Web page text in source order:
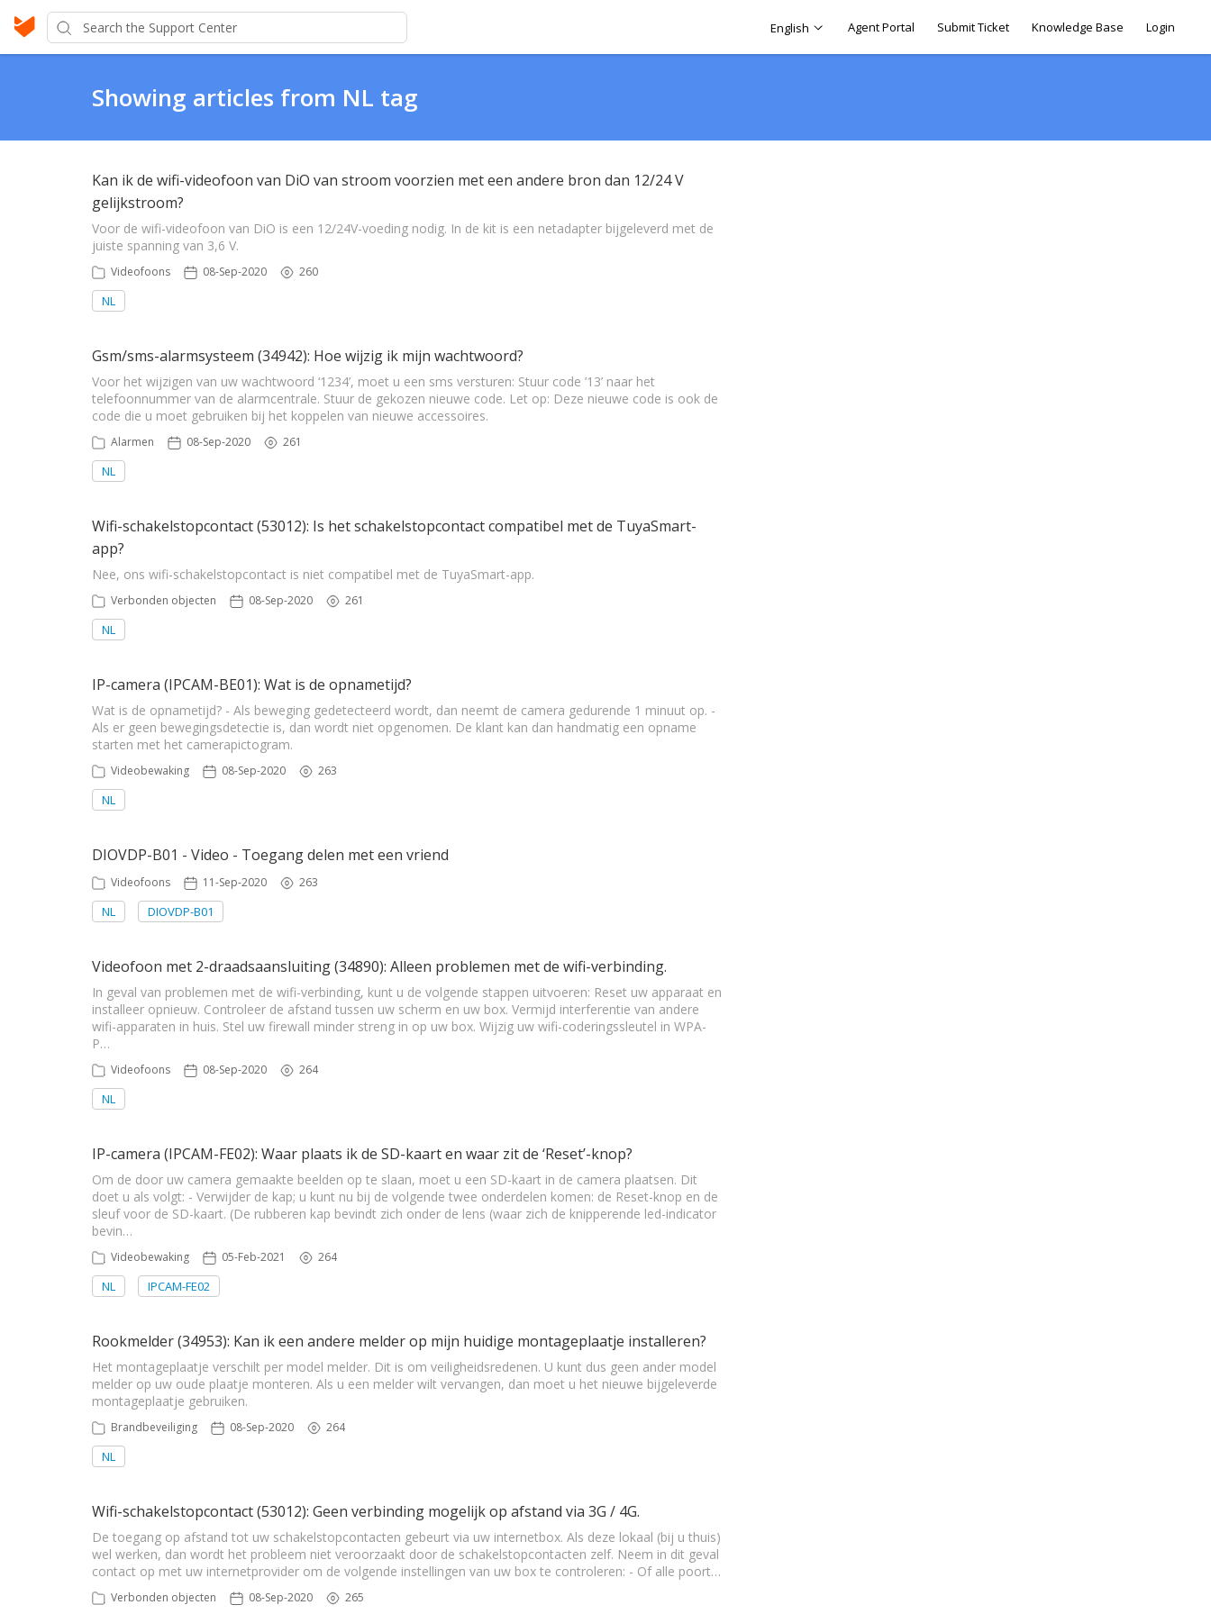
English Agent Portal Submit Ticket Knowledge Base Login
Showing articles from NL tag
Kan ik de wifi-videofoon van DiO van stroom voorzien met een andere bron dan 12/24 V
gelijkstroom?
Voor de wifi-videofoon van DiO is een 12/24V-voeding nodig. In de kit is een netadapter bijgeleverd met de
juiste spanning van 3,6 V.
Videofoons 08-Sep-2020 260
NL
Gsm/sms-alarmsysteem (34942): Hoe wijzig ik mijn wachtwoord?
Voor het wijzigen van uw wachtwoord ‘1234’, moet u een sms versturen: Stuur code ’13’ naar het
telefoonnummer van de alarmcentrale. Stuur de gekozen nieuwe code. Let op: Deze nieuwe code is ook de
code die u moet gebruiken bij het koppelen van nieuwe accessoires.
Alarmen 08-Sep-2020 261
NL
Wifi-schakelstopcontact (53012): Is het schakelstopcontact compatibel met de TuyaSmart-
app?
Nee, ons wifi-schakelstopcontact is niet compatibel met de TuyaSmart-app.
Verbonden objecten 08-Sep-2020 261
NL
IP-camera (IPCAM-BE01): Wat is de opnametijd?
Wat is de opnametijd? - Als beweging gedetecteerd wordt, dan neemt de camera gedurende 1 minuut op. -
Als er geen bewegingsdetectie is, dan wordt niet opgenomen. De klant kan dan handmatig een opname
starten met het camerapictogram.
Videobewaking 08-Sep-2020 263
NL
DIOVDP-B01 - Video - Toegang delen met een vriend
Videofoons 11-Sep-2020 263
NL DIOVDP-B01
Videofoon met 2-draadsaansluiting (34890): Alleen problemen met de wifi-verbinding.
In geval van problemen met de wifi-verbinding, kunt u de volgende stappen uitvoeren: Reset uw apparaat en
installeer opnieuw. Controleer de afstand tussen uw scherm en uw box. Vermijd interferentie van andere
wifi-apparaten in huis. Stel uw firewall minder streng in op uw box. Wijzig uw wifi-coderingssleutel in WPA-
P…
Videofoons 08-Sep-2020 264
NL
IP-camera (IPCAM-FE02): Waar plaats ik de SD-kaart en waar zit de ‘Reset’-knop?
Om de door uw camera gemaakte beelden op te slaan, moet u een SD-kaart in de camera plaatsen. Dit
doet u als volgt: - Verwijder de kap; u kunt nu bij de volgende twee onderdelen komen: de Reset-knop en de
sleuf voor de SD-kaart. (De rubberen kap bevindt zich onder de lens (waar zich de knipperende led-indicator
bevin…
Videobewaking 05-Feb-2021 264
NL IPCAM-FE02
Rookmelder (34953): Kan ik een andere melder op mijn huidige montageplaatje installeren?
Het montageplaatje verschilt per model melder. Dit is om veiligheidsredenen. U kunt dus geen ander model
melder op uw oude plaatje monteren. Als u een melder wilt vervangen, dan moet u het nieuwe bijgeleverde
montageplaatje gebruiken.
Brandbeveiliging 08-Sep-2020 264
NL
Wifi-schakelstopcontact (53012): Geen verbinding mogelijk op afstand via 3G / 4G.
De toegang op afstand tot uw schakelstopcontacten gebeurt via uw internetbox. Als deze lokaal (bij u thuis)
wel werken, dan wordt het probleem niet veroorzaakt door de schakelstopcontacten zelf. Neem in dit geval
contact op met uw internetprovider om de volgende instellingen van uw box te controleren: - Of alle poort…
Verbonden objecten 08-Sep-2020 265